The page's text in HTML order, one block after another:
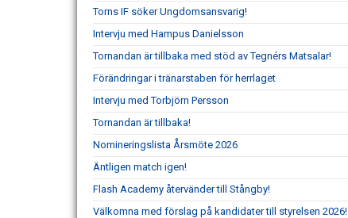
Torns IF söker Ungdomsansvarig!
Intervju med Hampus Danielsson
Tornandan är tillbaka med stöd av Tegnérs Matsalar!
Förändringar i tränarstaben för herrlaget
Intervju med Torbjörn Persson
Tornandan är tillbaka!
Nomineringslista Årsmöte 2026
Äntligen match igen!
Flash Academy återvänder till Stångby!
Välkomna med förslag på kandidater till styrelsen 2026!